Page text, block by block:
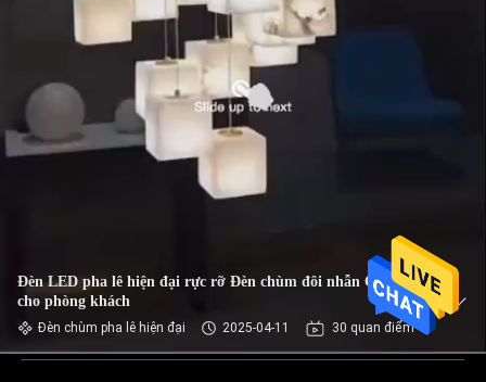
Đèn LED pha lê hiện đại rực rỡ Đèn chùm đôi nhẫn OEM
cho phòng khách
Đèn chùm pha lê hiện đại 2025-04-11 30 quan điểm